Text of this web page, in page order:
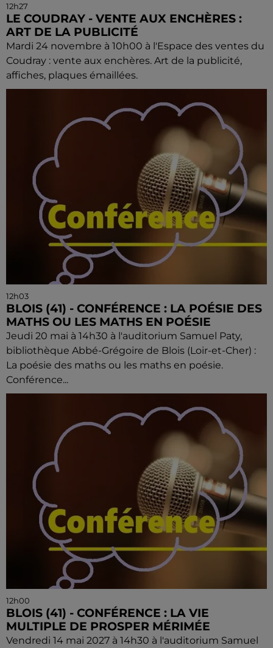
12h27
LE COUDRAY - VENTE AUX ENCHÈRES :
ART DE LA PUBLICITÉ
Mardi 24 novembre à 10h00 à l'Espace des ventes du
Coudray : vente aux enchères. Art de la publicité,
affiches, plaques émaillées.
12h03
BLOIS (41) - CONFÉRENCE : LA POÉSIE DES
MATHS OU LES MATHS EN POÉSIE
Jeudi 20 mai à 14h30 à l'auditorium Samuel Paty,
bibliothèque Abbé-Grégoire de Blois (Loir-et-Cher) :
La poésie des maths ou les maths en poésie.
Conférence...
12h00
BLOIS (41) - CONFÉRENCE : LA VIE
MULTIPLE DE PROSPER MÉRIMÉE
Vendredi 14 mai 2027 à 14h30 à l'auditorium Samuel